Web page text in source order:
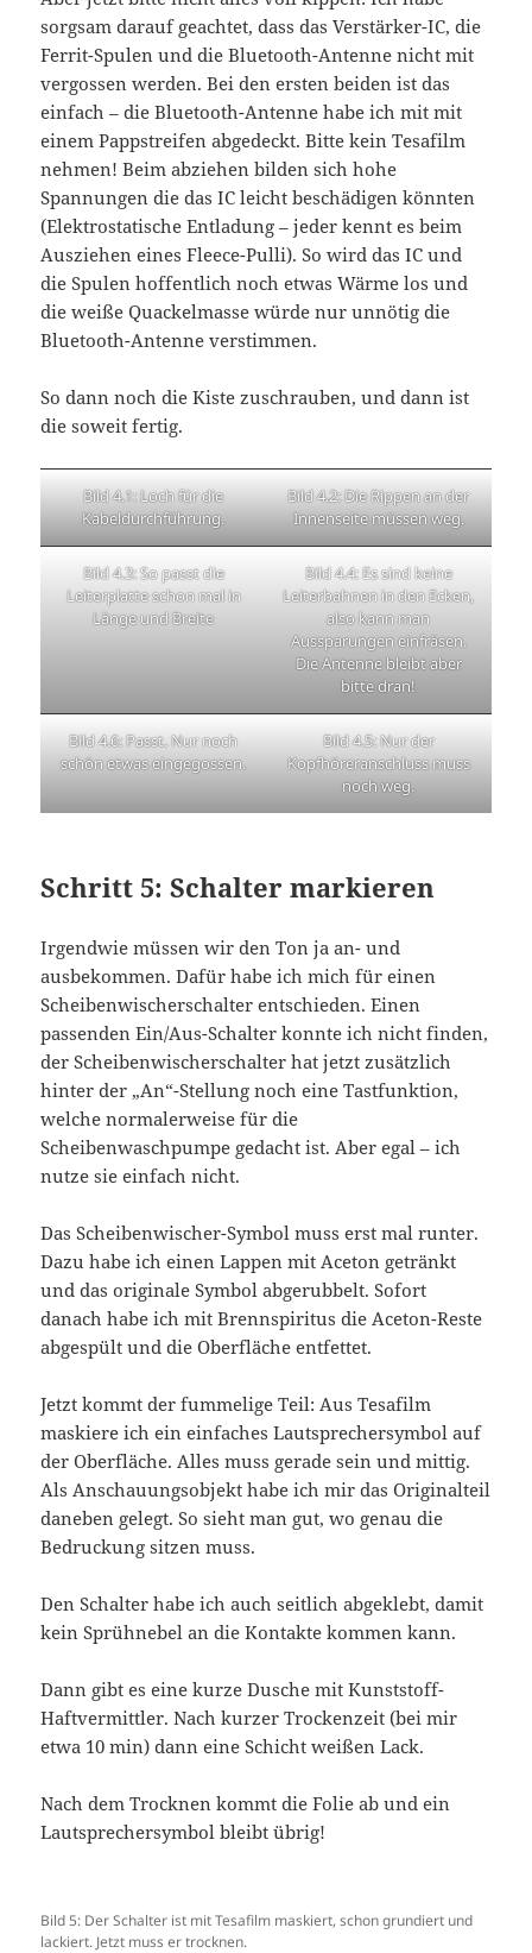
sorgsam darauf geachtet, dass das Verstärker-IC, die
Ferrit-Spulen und die Bluetooth-Antenne nicht mit
vergossen werden. Bei den ersten beiden ist das
einfach – die Bluetooth-Antenne habe ich mit mit
einem Pappstreifen abgedeckt. Bitte kein Tesafilm
nehmen! Beim abziehen bilden sich hohe
Spannungen die das IC leicht beschädigen könnten
(Elektrostatische Entladung – jeder kennt es beim
Ausziehen eines Fleece-Pulli). So wird das IC und
die Spulen hoffentlich noch etwas Wärme los und
die weiße Quackelmasse würde nur unnötig die
Bluetooth-Antenne verstimmen.
So dann noch die Kiste zuschrauben, und dann ist
die soweit fertig.
Bild 4.1: Loch für die
Kabeldurchführung.
Bild 4.2: Die Rippen an der
Innenseite müssen weg.
Bild 4.3: So passt die
Leiterplatte schon mal in
Länge und Breite
Bild 4.4: Es sind keine
Leiterbahnen in den Ecken,
also kann man
Aussparungen einfräsen.
Die Antenne bleibt aber
bitte dran!
Bild 4.6: Passt. Nur noch
schön etwas eingegossen.
Bild 4.5: Nur der
Kopfhöreranschluss muss
noch weg.
Schritt 5: Schalter markieren
Irgendwie müssen wir den Ton ja an- und
ausbekommen. Dafür habe ich mich für einen
Scheibenwischerschalter entschieden. Einen
passenden Ein/Aus-Schalter konnte ich nicht finden,
der Scheibenwischerschalter hat jetzt zusätzlich
hinter der „An“-Stellung noch eine Tastfunktion,
welche normalerweise für die
Scheibenwaschpumpe gedacht ist. Aber egal – ich
nutze sie einfach nicht.
Das Scheibenwischer-Symbol muss erst mal runter.
Dazu habe ich einen Lappen mit Aceton getränkt
und das originale Symbol abgerubbelt. Sofort
danach habe ich mit Brennspiritus die Aceton-Reste
abgespült und die Oberfläche entfettet.
Jetzt kommt der fummelige Teil: Aus Tesafilm
maskiere ich ein einfaches Lautsprechersymbol auf
der Oberfläche. Alles muss gerade sein und mittig.
Als Anschauungsobjekt habe ich mir das Originalteil
daneben gelegt. So sieht man gut, wo genau die
Bedruckung sitzen muss.
Den Schalter habe ich auch seitlich abgeklebt, damit
kein Sprühnebel an die Kontakte kommen kann.
Dann gibt es eine kurze Dusche mit Kunststoff-
Haftvermittler. Nach kurzer Trockenzeit (bei mir
etwa 10 min) dann eine Schicht weißen Lack.
Nach dem Trocknen kommt die Folie ab und ein
Lautsprechersymbol bleibt übrig!
Bild 5: Der Schalter ist mit Tesafilm maskiert, schon grundiert und
lackiert. Jetzt muss er trocknen.